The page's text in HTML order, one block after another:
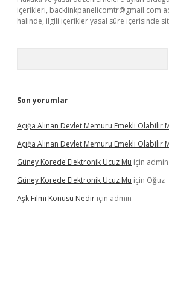
içerikleri, backlinkpanelicomtr@gmail.com
halinde, ilgili içerikler yasal süre içerisinde
Son yorumlar
Açığa Alınan Devlet Memuru Emekli Olabilir
Açığa Alınan Devlet Memuru Emekli Olabilir
Güney Korede Elektronik Ucuz Mu için admin
Güney Korede Elektronik Ucuz Mu için Oğuz
Aşk Filmi Konusu Nedir için admin